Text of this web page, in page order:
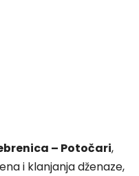
– Potočari,
i klanjanja dženaze,